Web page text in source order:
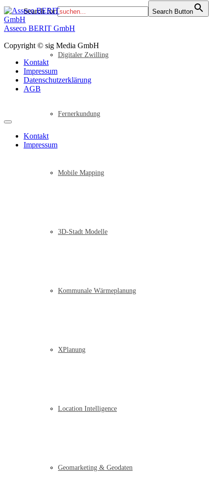
Digitaler Zwilling
Fernerkundung
Mobile Mapping
3D-Stadt Modelle
Kommunale Wärmeplanung
XPlanung
Location Intelligence
Geomarketing & Geodaten
Search for: Search Button
Asseco BERIT GmbH
Copyright © sig Media GmbH
Kontakt
Impressum
Datenschutzerklärung
AGB
Kontakt
Impressum